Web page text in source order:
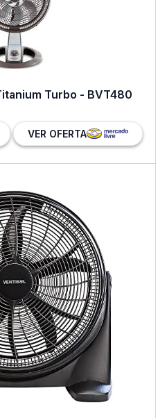
Turbo - BVT480
VER OFERTA